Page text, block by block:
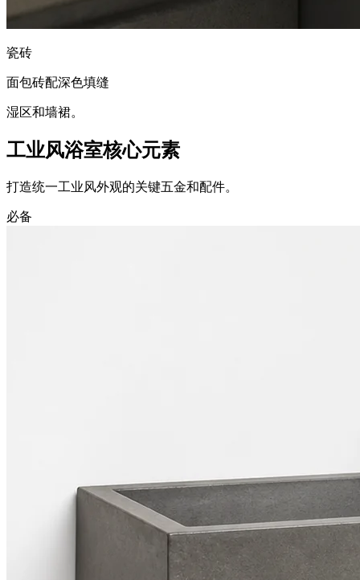
瓷砖
面包砖配深色填缝
湿区和墙裙。
工业风浴室核心元素
打造统一工业风外观的关键五金和配件。
必备